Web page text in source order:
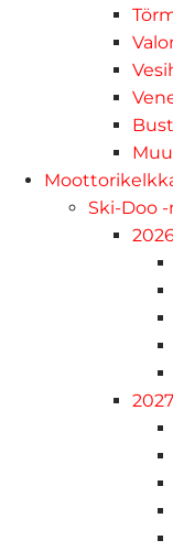
Ski-Doo